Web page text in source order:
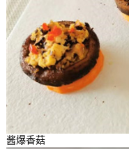
酱爆香菇